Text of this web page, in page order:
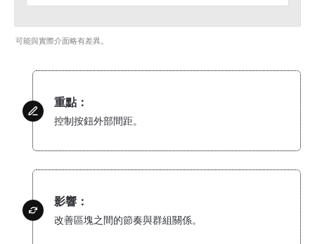
可能與實際介面略有差異。
重點：
控制按鈕外部間距。
影響：
改善區塊之間的節奏與群組關係。